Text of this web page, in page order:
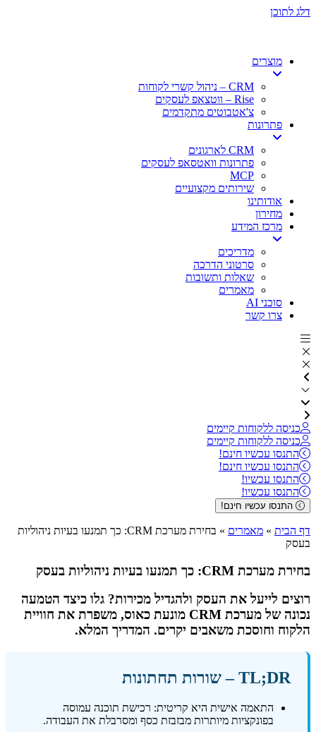
דלג לתוכן
מוצרים
CRM – ניהול קשרי לקוחות
Rise – ווטצאפ לעסקים
צ'אטבוטים מתקדמים
פתרונות
CRM לארגונים
פתרונות וואטסאפ לעסקים
MCP
שירותים מקצועיים
אודותינו
מחירון
מרכז המידע
מדריכים
סרטוני הדרכה
שאלות ותשובות
מאמרים
סוכני AI
צרו קשר
כניסה ללקוחות קיימים
כניסה ללקוחות קיימים
התנסו עכשיו חינם!
התנסו עכשיו חינם!
התנסו עכשיו!
התנסו עכשיו!
התנסו עכשיו חינם!
דף הבית » מאמרים »
בחירת מערכת CRM: כך תמנעו בעיות ניהוליות
בעסק
בחירת מערכת CRM: כך תמנעו בעיות ניהוליות בעסק
רוצים לייעל את העסק ולהגדיל מכירות? גלו כיצד הטמעה
נכונה של מערכת CRM מונעת כאוס, משפרת את חוויית
הלקוח וחוסכת משאבים יקרים. המדריך המלא.
TL;DR – שורות תחתונות
התאמה אישית היא קריטית: רכישת תוכנה עמוסה
בפונקציות מיותרות מבזבזת כסף ומסרבלת את העבודה.